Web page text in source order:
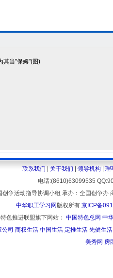
其当"保姆"(图)
联系我们 关于我们 领导机构
理
电话:(8610)63099535
创争活动指导协调小组 承办：全国创争
中华职工学习网 版权所有 京ICP备
色推进联盟旗下网站： 中国特色总网 中
公司 商权生活 中国生活 定推生活 先健生活
美秀网 房